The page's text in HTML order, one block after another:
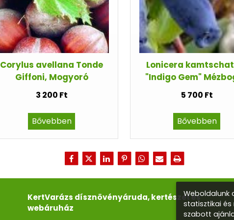
Corylus avellana Tonde
Giffoni, Mogyoró
3 200 Ft
Bővebben
Lonicera
"Indigo Gem"
5 700 Ft
Bővebben
KertVarázs dísznövényáruda, kertészet és
webáruház
Weboldalunk
statisztikai
szabott